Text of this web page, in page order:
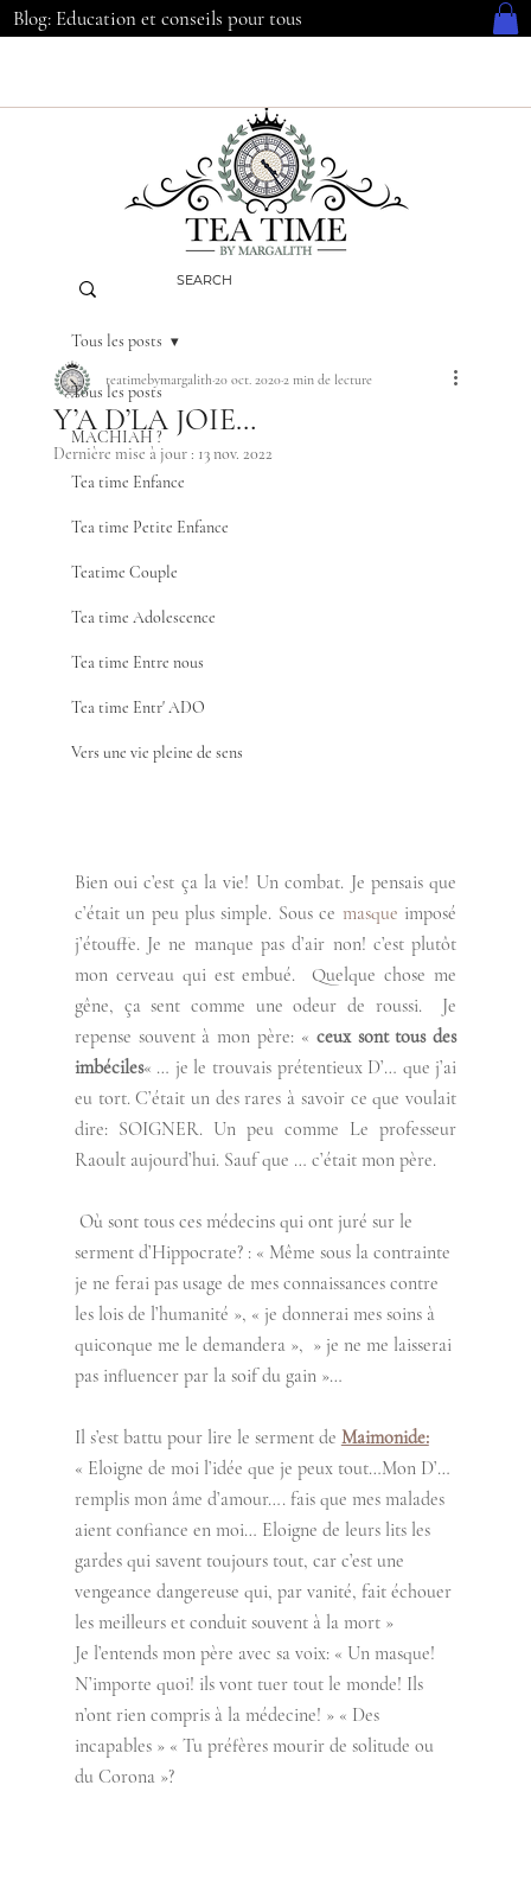
Blog: Education et conseils pour tous
Tous les posts
MACHIAH ?
Tea time Enfance
Tea time Petite Enfance
Teatime Couple
Tea time Adolescence
Tea time Entre nous
Tea time Entr' ADO
Vers une vie pleine de sens
Tous les posts
Y’A D’LA JOIE…
teatimebymargalith20 oct. 20202 min de lecture
Dernière mise à jour : 13 nov. 2022
Bien oui c’est ça la vie! Un combat. Je pensais que
c’était un peu plus simple. Sous ce masque imposé
j’étouffe. Je ne manque pas d’air non! c’est plutôt
mon cerveau qui est embué.  Quelque chose me
gêne, ça sent comme une odeur de roussi.  Je
repense souvent à mon père: « ceux sont tous des
imbéciles« … je le trouvais prétentieux D’… que j’ai
eu tort. C’était un des rares à savoir ce que voulait
dire: SOIGNER. Un peu comme Le professeur
Raoult aujourd’hui. Sauf que … c’était mon père.
serment d’Hippocrate? : « Même sous la contrainte
je ne ferai pas usage de mes connaissances contre
les lois de l’humanité », « je donnerai mes soins à
quiconque me le demandera »,  » je ne me laisserai
pas influencer par la soif du gain »…
Il s’est battu pour lire le serment de Maimonide:
« Eloigne de moi l’idée que je peux tout…Mon D’…
remplis mon âme d’amour…. fais que mes malades
aient confiance en moi… Eloigne de leurs lits les
gardes qui savent toujours tout, car c’est une
vengeance dangereuse qui, par vanité, fait échouer
les meilleurs et conduit souvent à la mort »
Je l’entends mon père avec sa voix: « Un masque!
N’importe quoi! ils vont tuer tout le monde! Ils
n’ont rien compris à la médecine! » « Des
incapables » « Tu préfères mourir de solitude ou
du Corona »?